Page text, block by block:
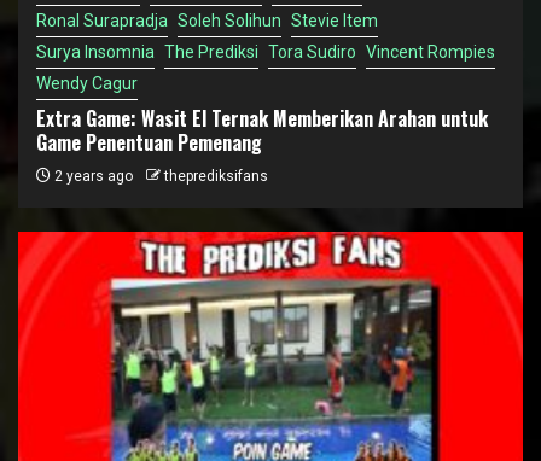
Ronal Surapradja Soleh Solihun Stevie Item
Surya Insomnia The Prediksi Tora Sudiro Vincent Rompies
Wendy Cagur
Extra Game: Wasit El Ternak Memberikan Arahan untuk
Game Penentuan Pemenang
2 years ago theprediksifans